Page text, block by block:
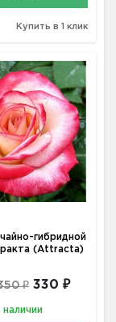
Купить в 1 клик
гибридной
(Attracta)
₽ 330 ₽
наличии